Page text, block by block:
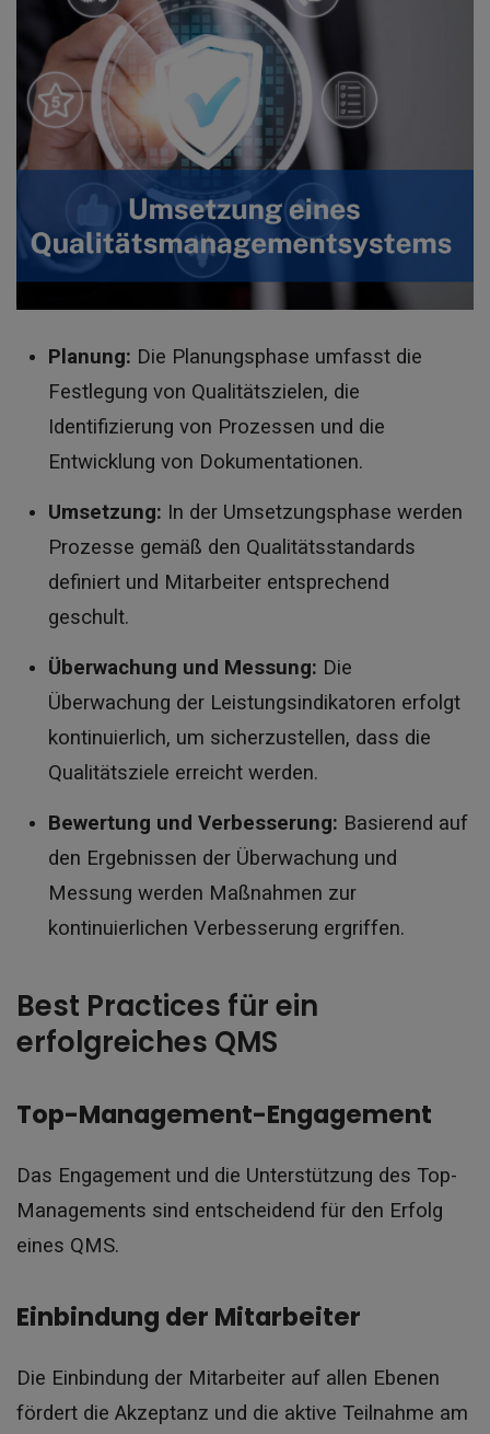
Planung: Die Planungsphase umfasst die
Festlegung von Qualitätszielen, die
Identifizierung von Prozessen und die
Entwicklung von Dokumentationen.
Umsetzung: In der Umsetzungsphase werden
Prozesse gemäß den Qualitätsstandards
definiert und Mitarbeiter entsprechend
geschult.
Überwachung und Messung: Die
Überwachung der Leistungsindikatoren erfolgt
kontinuierlich, um sicherzustellen, dass die
Qualitätsziele erreicht werden.
Bewertung und Verbesserung: Basierend auf
den Ergebnissen der Überwachung und
Messung werden Maßnahmen zur
kontinuierlichen Verbesserung ergriffen.
Best Practices für ein
erfolgreiches QMS
Top-Management-Engagement
Das Engagement und die Unterstützung des Top-
Managements sind entscheidend für den Erfolg
eines QMS.
Einbindung der Mitarbeiter
Die Einbindung der Mitarbeiter auf allen Ebenen
fördert die Akzeptanz und die aktive Teilnahme am